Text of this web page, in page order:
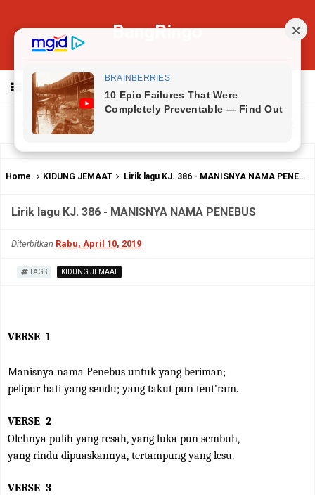
BangRingo
MENU
Home KIDUNG JEMAAT Lirik lagu KJ. 386 - MANISNYA NAMA PENEBUS
Lirik lagu KJ. 386 - MANISNYA NAMA PENEBUS
Diterbitkan Rabu, April 10, 2019
TAGS KIDUNG JEMAAT
VERSE 1
Manisnya nama Penebus untuk yang beriman;
pelipur hati yang sendu; yang takut pun tent'ram.
VERSE 2
Olehnya pulih yang resah, yang luka pun sembuh,
yang rindu dipuaskannya, tertampung yang lesu.
VERSE 3